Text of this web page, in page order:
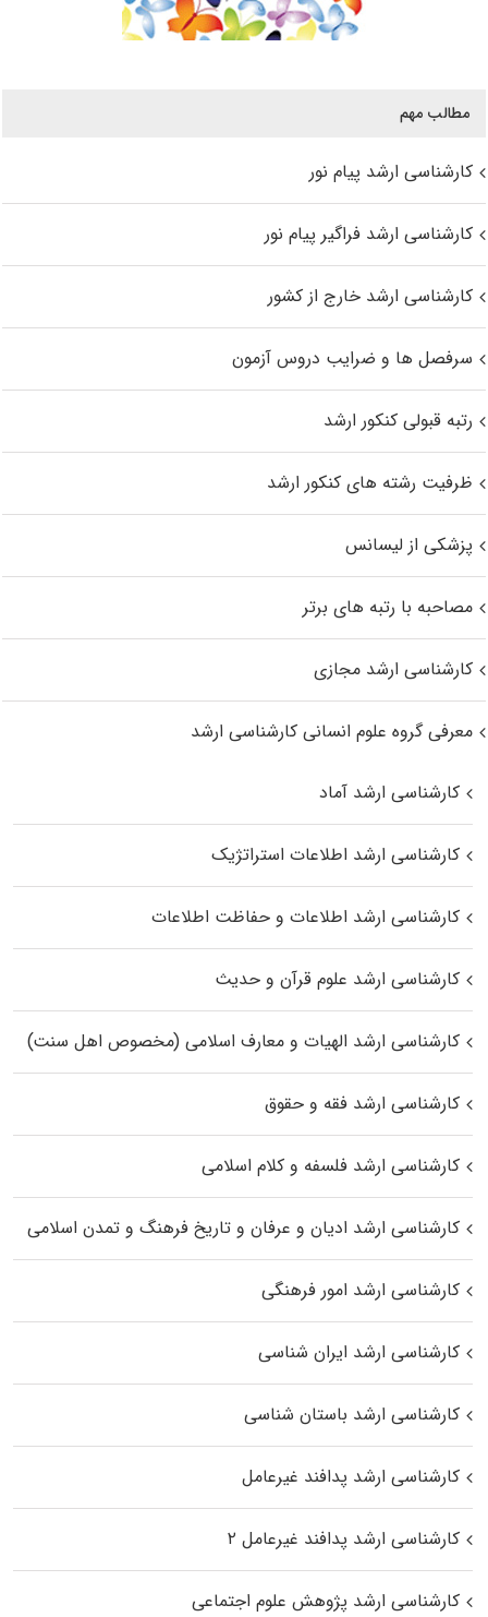
مطالب مهم
کارشناسی ارشد پیام نور
کارشناسی ارشد فراگیر پیام نور
کارشناسی ارشد خارج از کشور
سرفصل ها و ضرایب دروس آزمون
رتبه قبولی کنکور ارشد
ظرفیت رشته های کنکور ارشد
پزشکی از لیسانس
مصاحبه با رتبه های برتر
کارشناسی ارشد مجازی
معرفی گروه علوم انسانی کارشناسی ارشد
کارشناسی ارشد آماد
کارشناسی ارشد اطلاعات استراتژیک
کارشناسی ارشد اطلاعات و حفاظت اطلاعات
کارشناسی ارشد علوم قرآن و حدیث
کارشناسی ارشد الهیات و معارف اسلامی (مخصوص اهل سنت)
کارشناسی ارشد فقه و حقوق
کارشناسی ارشد فلسفه و کلام اسلامی
کارشناسی ارشد ادیان و عرفان و تاریخ فرهنگ و تمدن اسلامی
کارشناسی ارشد امور فرهنگی
کارشناسی ارشد ایران شناسی
کارشناسی ارشد باستان شناسی
کارشناسی ارشد پدافند غیرعامل
کارشناسی ارشد پدافند غیرعامل ۲
کارشناسی ارشد پژوهش علوم اجتماعی